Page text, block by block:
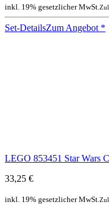
inkl. 19% gesetzlicher MwSt.
Set-DetailsZum Angebot *
LEGO 853451 Star Wars
33,25 €
inkl. 19% gesetzlicher MwSt.